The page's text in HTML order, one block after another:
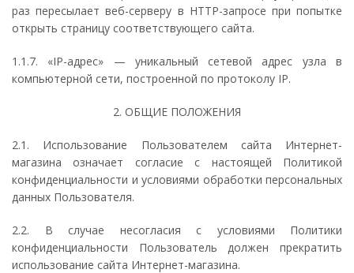
раз пересылает веб-серверу в HTTP-запросе при попытке
открыть страницу соответствующего сайта.
1.1.7. «IP-адрес» — уникальный сетевой адрес узла в
компьютерной сети, построенной по протоколу IP.
2. ОБЩИЕ ПОЛОЖЕНИЯ
2.1. Использование Пользователем сайта Интернет-
магазина означает согласие с настоящей Политикой
конфиденциальности и условиями обработки персональных
данных Пользователя.
2.2. В случае несогласия с условиями Политики
конфиденциальности Пользователь должен прекратить
использование сайта Интернет-магазина.